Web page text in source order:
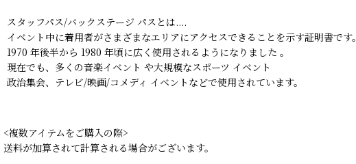
スタッフパス/バックステージ パスとは....
イベント中に着用者がさまざまなエリアにアクセスできることを示す証明書です。
1970 年後半から 1980 年頃に広く使用されるようになりました 。
現在でも、多くの音楽イベント や大規模なスポーツ イベント
政治集会、テレビ/映画/コメディ イベントなどで使用されています。
<複数アイテムをご購入の際>
送料が加算されて計算される場合がございます。